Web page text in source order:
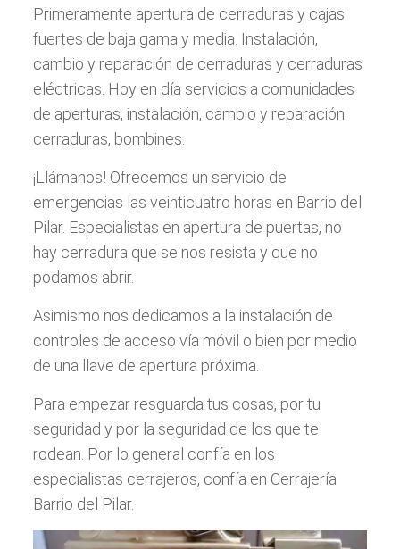
Primeramente apertura de cerraduras y cajas
fuertes de baja gama y media. Instalación,
cambio y reparación de cerraduras y cerraduras
eléctricas. Hoy en día servicios a comunidades
de aperturas, instalación, cambio y reparación
cerraduras, bombines.
¡Llámanos! Ofrecemos un servicio de
emergencias las veinticuatro horas en Barrio del
Pilar. Especialistas en apertura de puertas, no
hay cerradura que se nos resista y que no
podamos abrir.
Asimismo nos dedicamos a la instalación de
controles de acceso vía móvil o bien por medio
de una llave de apertura próxima.
Para empezar resguarda tus cosas, por tu
seguridad y por la seguridad de los que te
rodean. Por lo general confía en los
especialistas cerrajeros, confía en Cerrajería
Barrio del Pilar.